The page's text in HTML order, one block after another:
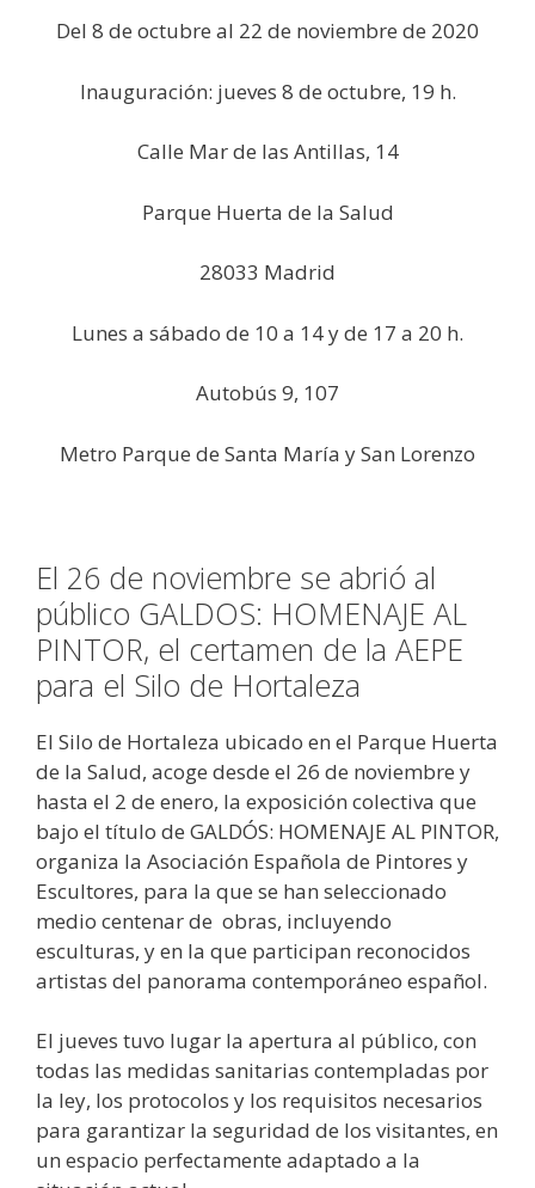
Del 8 de octubre al 22 de noviembre de 2020
Inauguración: jueves 8 de octubre, 19 h.
Calle Mar de las Antillas, 14
Parque Huerta de la Salud
28033 Madrid
Lunes a sábado de 10 a 14 y de 17 a 20 h.
Autobús 9, 107
Metro Parque de Santa María y San Lorenzo
El 26 de noviembre se abrió al
público GALDOS: HOMENAJE AL
PINTOR, el certamen de la AEPE
para el Silo de Hortaleza
El Silo de Hortaleza ubicado en el Parque Huerta
de la Salud, acoge desde el 26 de noviembre y
hasta el 2 de enero, la exposición colectiva que
bajo el título de GALDÓS: HOMENAJE AL PINTOR,
organiza la Asociación Española de Pintores y
Escultores, para la que se han seleccionado
medio centenar de obras, incluyendo
esculturas, y en la que participan reconocidos
artistas del panorama contemporáneo español.
El jueves tuvo lugar la apertura al público, con
todas las medidas sanitarias contempladas por
la ley, los protocolos y los requisitos necesarios
para garantizar la seguridad de los visitantes, en
un espacio perfectamente adaptado a la